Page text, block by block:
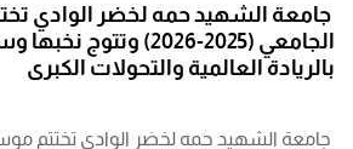
جامعة الشهيد حمه لخضر الوادي
الجامعي (2025-2026)
بالريادة العالمية والتحولات الكبرى